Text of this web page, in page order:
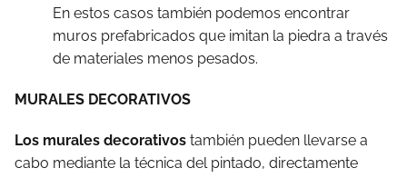
En estos casos también podemos encontrar
muros prefabricados que imitan la piedra a través
de materiales menos pesados.
MURALES DECORATIVOS
Los murales decorativos también pueden llevarse a
cabo mediante la técnica del pintado, directamente